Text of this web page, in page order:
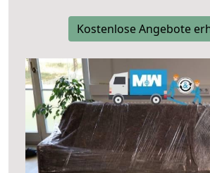
Kostenlose Angebote